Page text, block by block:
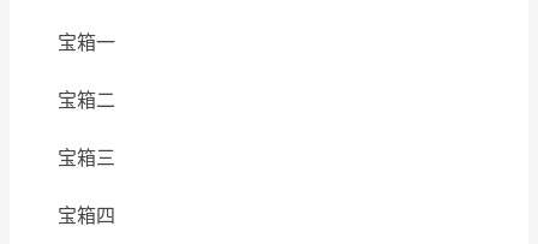
宝箱一
宝箱二
宝箱三
宝箱四